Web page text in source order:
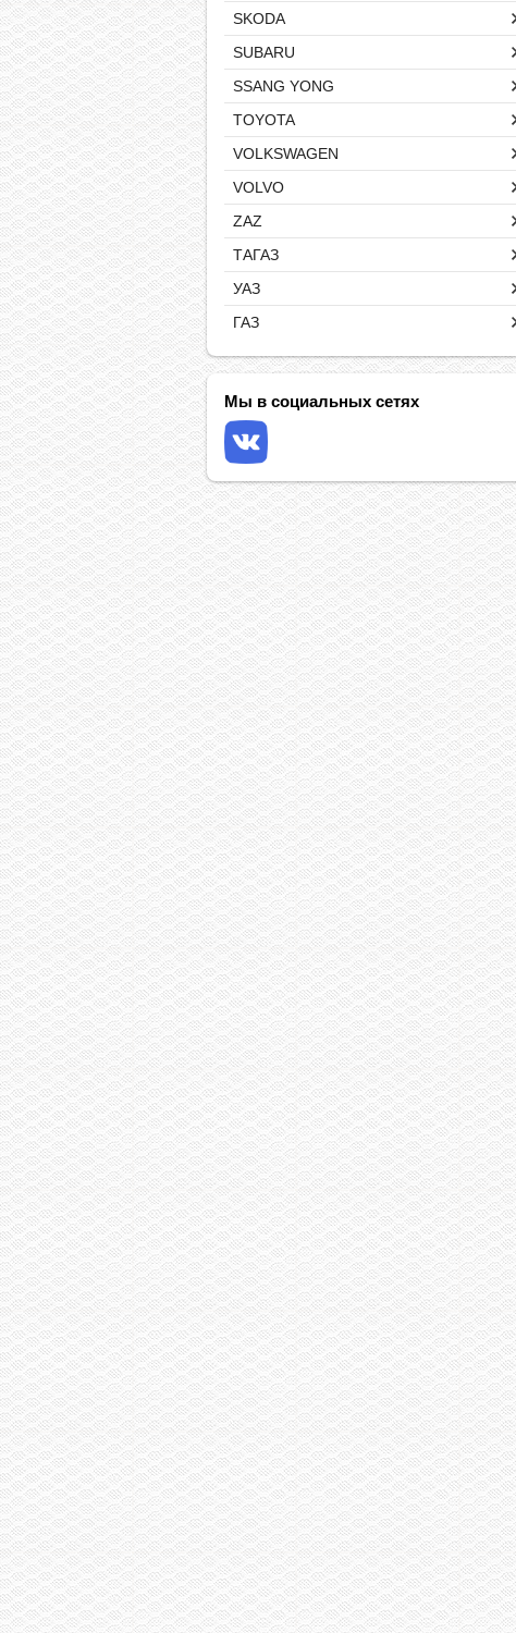
SKODA
SUBARU
SSANG YONG
TOYOTA
VOLKSWAGEN
VOLVO
ZAZ
ТАГАЗ
УАЗ
ГАЗ
Мы в социальных сетях